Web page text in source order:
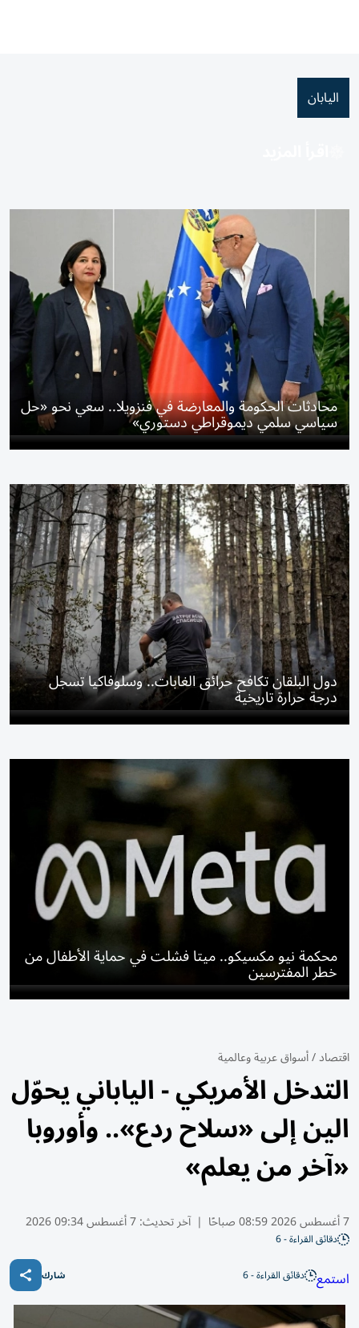
اليابان
محادثات الحكومة والمعارضة في فنزويلا.. سعي نحو «حل
سياسي سلمي ديموقراطي دستوري»
دول البلقان تكافح حرائق الغابات.. وسلوفاكيا تسجل
درجة حرارة تاريخية
محكمة نيو مكسيكو.. ميتا فشلت في حماية الأطفال من
خطر المفترسين
اقتصاد/أسواق عربية وعالمية
التدخل الأمريكي - الياباني يحوّل
الين إلى «سلاح ردع».. وأوروبا
«آخر من يعلم»
7 أغسطس 2026 08:59 صباحًا | آخر تحديث:7 أغسطس 09:34 2026
دقائق القراءة - 6
استمع دقائق القراءة - 6 شارك